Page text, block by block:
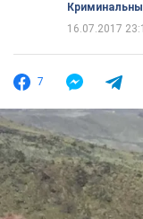
16.07.2017
7